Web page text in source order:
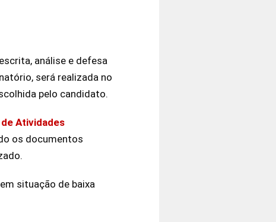
análise e defesa
será realizada no
pelo candidato.
Atividades
os documentos
situação de baixa